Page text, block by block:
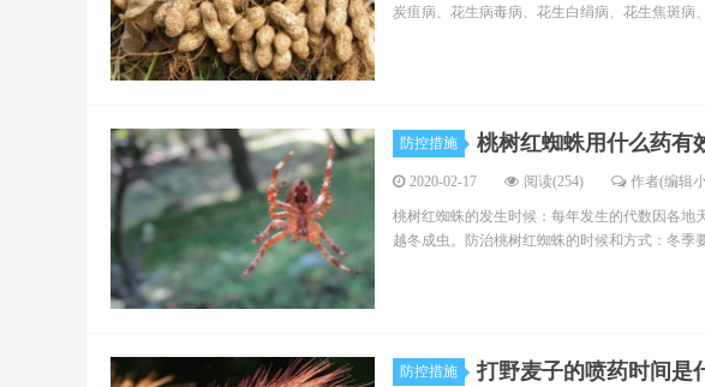
炭疽病、花生病毒病、花生白绢病、花生焦斑病
防控措施 桃树红蜘蛛用什么药有
2020-02-17 阅读(254) 作者(编辑
桃树红蜘蛛的发生时候：每年发生的代数因各地
越冬成虫。防治桃树红蜘蛛的时候和方式：冬季
防控措施 打野麦子的喷药时间是